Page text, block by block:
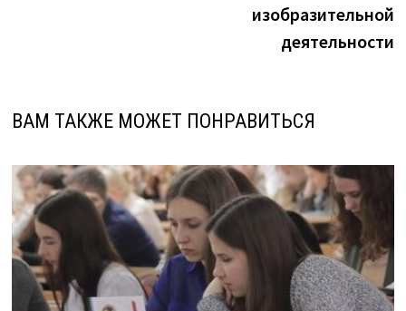
записям
изобразительной
деятельности
ВАМ ТАКЖЕ МОЖЕТ ПОНРАВИТЬСЯ